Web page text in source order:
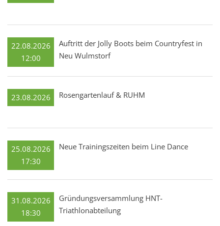
22.08.2026
12:00
Auftritt der Jolly Boots beim Countryfest in
Neu Wulmstorf
23.08.2026 Rosengartenlauf & RUHM
25.08.2026
17:30
Neue Trainingszeiten beim Line Dance
31.08.2026
18:30
Gründungsversammlung HNT-
Triathlonabteilung